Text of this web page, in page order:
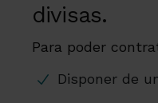
divisas.
Para poder
Disponer de